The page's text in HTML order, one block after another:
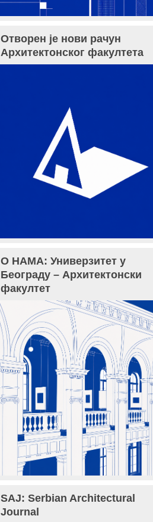
Отворен је нови рачун
Архитектонског факултета
О НАМА: Универзитет у
Београду – Архитектонски
факултет
SAJ: Serbian Architectural
Journal